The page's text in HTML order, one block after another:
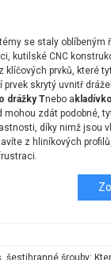
se staly oblíbeným
kutilské CNC
klíčových prvků, které
prvek skrytý uvnitř
drážky Tnebo a
mohou zdát podobné,
díky nimž jsou
z hliníkových